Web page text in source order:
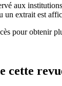
aux
un extrait est
pour obtenir
cette